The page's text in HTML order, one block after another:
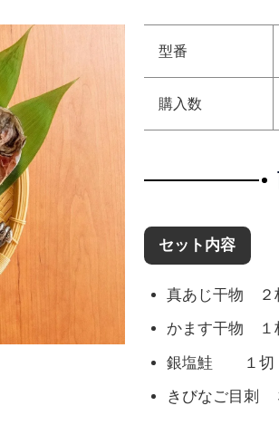
型番
購入数
セット内容
真あじ干物 ２
かます干物 １
銀塩鮭 １切
きびなご目刺